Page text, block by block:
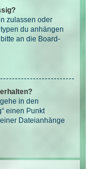
zulassen oder
du anhängen
an die Board-
in den
einen Punkt
Dateianhänge